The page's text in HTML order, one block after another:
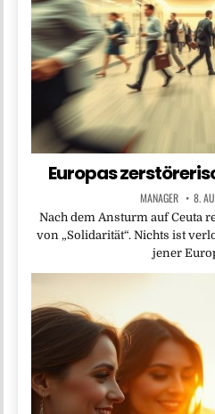
Europas
MANAGER 8.
Nach dem Ansturm auf Ceuta
von „Solidarität“. Nichts ist
jener